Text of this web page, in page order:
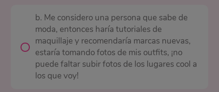
b. Me considero una persona que sabe de
moda, entonces haría tutoriales de
maquillaje y recomendaría marcas nuevas,
estaría tomando fotos de mis outfits, ¡no
puede faltar subir fotos de los lugares cool a
los que voy!